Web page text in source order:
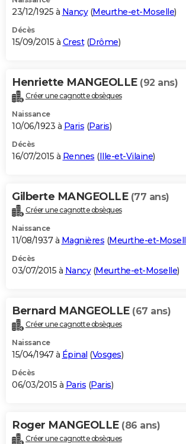
23/12/1925 à Nancy(Meurthe-et-Moselle)
Décès
15/09/2015 à Crest(Drôme)
Henriette MANGEOLLE (92 ans)
Créer une cagnotte obsèques
Naissance
10/06/1923 à Paris (Paris)
Décès
16/07/2015 à Rennes (Ille-et-Vilaine)
Gilberte MANGEOLLE (77 ans)
Créer une cagnotte obsèques
Naissance
11/08/1937 à Magnières (Meurthe-et-
Décès
03/07/2015 à Nancy(Meurthe-et-Moselle)
Bernard MANGEOLLE (67 ans)
Créer une cagnotte obsèques
Naissance
15/04/1947 à Épinal (Vosges)
Décès
06/03/2015 à Paris (Paris)
Roger MANGEOLLE (86 ans)
Créer une cagnotte obsèques